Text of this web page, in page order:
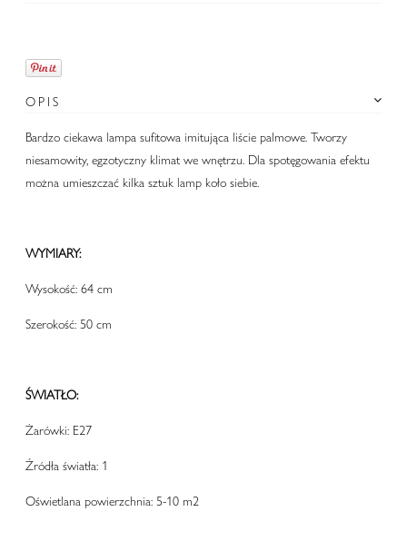
OPIS
Bardzo ciekawa lampa sufitowa imitująca liście palmowe. Tworzy
niesamowity, egzotyczny klimat we wnętrzu. Dla spotęgowania efektu
można umieszczać kilka sztuk lamp koło siebie.
WYMIARY:
Wysokość: 64 cm
Szerokość: 50 cm
ŚWIATŁO:
Żarówki: E27
Źródła światła: 1
Oświetlana powierzchnia: 5-10 m2